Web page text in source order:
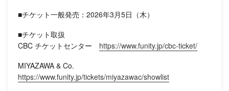
■チケット一般発売：2026年3月5日（木）
■チケット取扱
CBC チケットセンター https://www.funity.jp/cbc-ticket/
MIYAZAWA & Co.
https://www.funity.jp/tickets/miyazawac/showlist